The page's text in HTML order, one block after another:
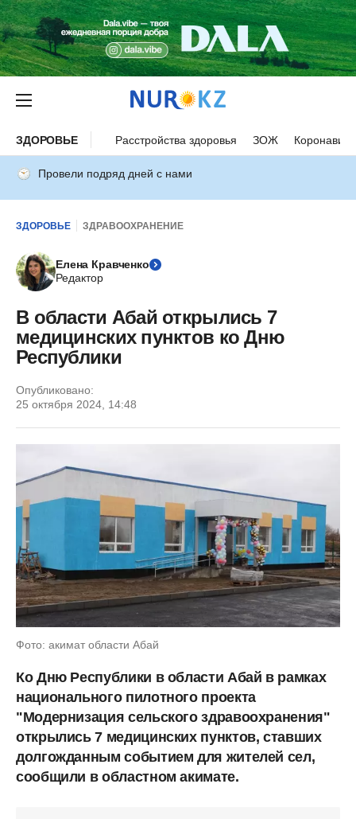
ЗДОРОВЬЕ Расстройства здоровья ЗОЖ
Провели подряд дней с нами
ЗДОРОВЬЕ ЗДРАВООХРАНЕНИЕ
Елена Кравченко
Редактор
В области Абай открылись 7
медицинских пунктов ко Дню
Республики
Опубликовано:
25 октября 2024, 14:48
Фото: акимат области Абай
Ко Дню Республики в области Абай в рамках
национального пилотного проекта
"Модернизация сельского здравоохранения"
открылись 7 медицинских пунктов, ставших
долгожданным событием для жителей сел,
сообщили в областном акимате.